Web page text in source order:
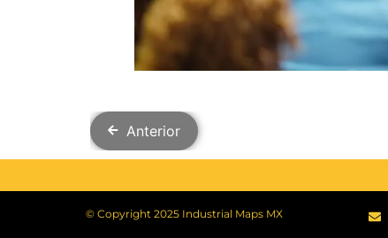
Anterior
© Copyright 2025 Industrial Maps MX​